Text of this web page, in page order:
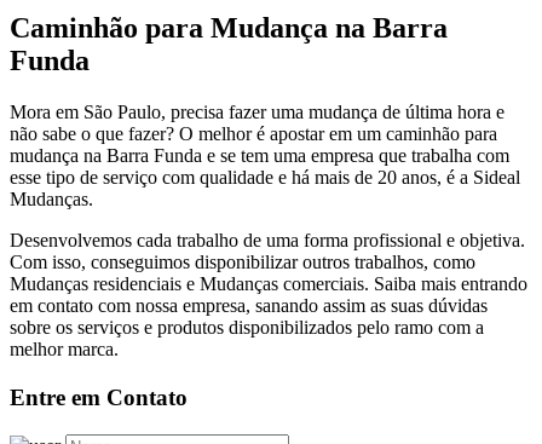
Caminhão para Mudança na Barra
Funda
Mora em São Paulo, precisa fazer uma mudança de última hora e
não sabe o que fazer? O melhor é apostar em um caminhão para
mudança na Barra Funda e se tem uma empresa que trabalha com
esse tipo de serviço com qualidade e há mais de 20 anos, é a Sideal
Mudanças.
Desenvolvemos cada trabalho de uma forma profissional e objetiva.
Com isso, conseguimos disponibilizar outros trabalhos, como
Mudanças residenciais e Mudanças comerciais. Saiba mais entrando
em contato com nossa empresa, sanando assim as suas dúvidas
sobre os serviços e produtos disponibilizados pelo ramo com a
melhor marca.
Entre em Contato